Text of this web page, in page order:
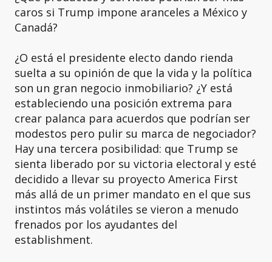
caros si Trump impone aranceles a México y
Canadá?
¿O está el presidente electo dando rienda
suelta a su opinión de que la vida y la política
son un gran negocio inmobiliario? ¿Y está
estableciendo una posición extrema para
crear palanca para acuerdos que podrían ser
modestos pero pulir su marca de negociador?
Hay una tercera posibilidad: que Trump se
sienta liberado por su victoria electoral y esté
decidido a llevar su proyecto America First
más allá de un primer mandato en el que sus
instintos más volátiles se vieron a menudo
frenados por los ayudantes del
establishment.